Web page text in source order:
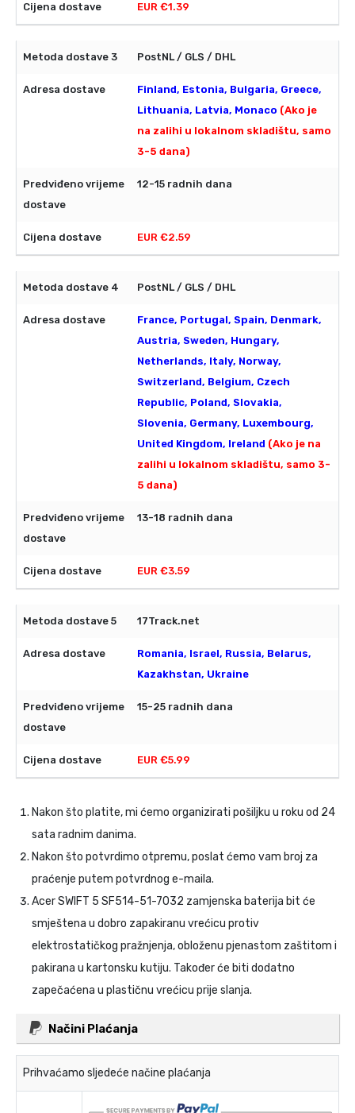
EUR €1.39
PostNL / GLS / DHL
Finland, Estonia, Bulgaria, Greece,
Lithuania, Latvia, Monaco (Ako je
na zalihi u lokalnom skladištu, samo
3-5 dana)
12-15 radnih dana
EUR €2.59
PostNL / GLS / DHL
France, Portugal, Spain, Denmark,
Austria, Sweden, Hungary,
Netherlands, Italy, Norway,
Switzerland, Belgium, Czech
Republic, Poland, Slovakia,
Slovenia, Germany, Luxembourg,
United Kingdom, Ireland (Ako je na
zalihi u lokalnom skladištu, samo 3-
5 dana)
13-18 radnih dana
EUR €3.59
17Track.net
Romania, Israel, Russia, Belarus,
Kazakhstan, Ukraine
15-25 radnih dana
EUR €5.99
Nakon što platite, mi ćemo organizirati pošiljku u roku od 24
sata radnim danima.
Nakon što potvrdimo otpremu, poslat ćemo vam broj za
praćenje putem potvrdnog e-maila.
Acer SWIFT 5 SF514-51-7032 zamjenska baterija bit će
smještena u dobro zapakiranu vrećicu protiv
elektrostatičkog pražnjenja, obloženu pjenastom zaštitom i
pakirana u kartonsku kutiju. Također će biti dodatno
zapečaćena u plastičnu vrećicu prije slanja.
Načini Plaćanja
Prihvaćamo sljedeće načine plaćanja